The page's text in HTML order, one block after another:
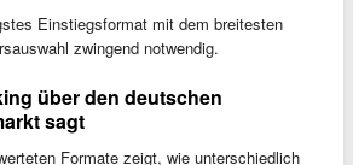
Einstiegsformat mit dem breitesten
zwingend notwendig.
über den deutschen
sagt
Formate zeigt, wie unterschiedlich